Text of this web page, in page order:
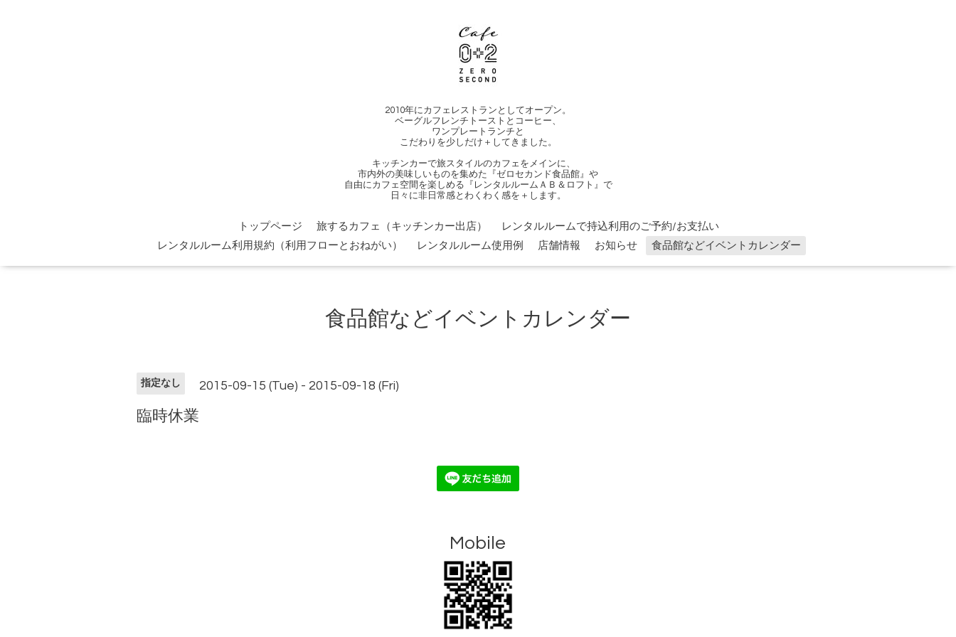
2010年にカフェレストランとしてオープン。
ベーグルフレンチトーストとコーヒー、
ワンプレートランチと
こだわりを少しだけ＋してきました。
キッチンカーで旅スタイルのカフェをメインに、
市内外の美味しいものを集めた『ゼロセカンド食品館』や
自由にカフェ空間を楽しめる『レンタルルームＡＢ＆ロフト』で
日々に非日常感とわくわく感を＋します。
トップページ 旅するカフェ（キッチンカー出店）
レンタルルームで持込利用のご予約/お支払い
レンタルルーム利用規約（利用フローとおねがい）
レンタルルーム使用例 店舗情報 お知らせ 食品館などイベントカレンダー
食品館などイベントカレンダー
指定なし 2015-09-15 (Tue) - 2015-09-18 (Fri)
臨時休業
Mobile